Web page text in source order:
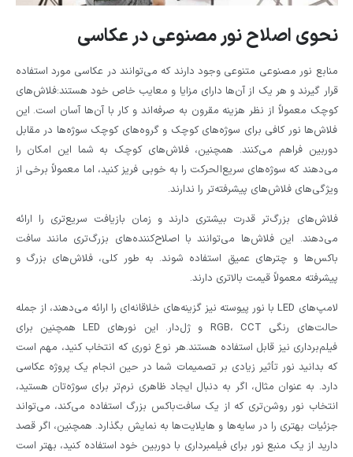
نحوی اصلاح نور مصنوعی در عکاسی
منابع نور مصنوعی متنوعی وجود دارند که می‌توانند در عکاسی مورد استفاده
قرار گیرند و هر یک از آن‌ها دارای مزایا و معایب خاص خود هستند:فلاش‌های
کوچک معمولاً از نظر هزینه مقرون به صرفه‌اند و کار با آن‌ها آسان است. این
فلاش‌ها نور کافی برای سوژه‌های کوچک و گروه‌های کوچک سوژه‌ها در مقابل
دوربین فراهم می‌کنند. همچنین، فلاش‌های کوچک به شما این امکان را
می‌دهند که سوژه‌های سریع‌الحركت را به خوبی فریز کنید، اما معمولاً برخی از
ویژگی‌های فلاش‌های پیشرفته‌تر را ندارند.
فلاش‌های بزرگ‌تر قدرت بیشتری دارند و زمان بازیافت سریع‌تری را ارائه
می‌دهند. این فلاش‌ها می‌توانند با اصلاح‌کننده‌های بزرگ‌تری مانند سافت
باکس‌ها و چترهای عمیق استفاده شوند. به طور کلی، فلاش‌های بزرگ و
پیشرفته معمولاً قیمت بالاتری دارند.
لامپ‌های LED با نور پیوسته نیز گزینه‌های خلاقانه‌ای را ارائه می‌دهند، از جمله
حالت‌های رنگی RGB، CCT و ژل‌دار. این نورهای LED همچنین برای
فیلم‌برداری نیز قابل استفاده هستند.هر نوع نوری که انتخاب کنید، مهم است
که بدانید نور تأثیر زیادی بر تصمیمات شما در حین انجام یک پروژه عکاسی
دارد. به عنوان مثال، اگر به دنبال ایجاد ظاهری نرم‌تر برای سوژه‌تان هستید،
انتخاب نور روشن‌تری که از یک سافت‌باکس بزرگ استفاده می‌کند، می‌تواند
جزئیات بهتری را در سایه‌ها و هایلایت‌ها به نمایش بگذارد. همچنین، اگر قصد
دارید از یک منبع نور برای فیلمبرداری با دوربین خود استفاده کنید، بهتر است